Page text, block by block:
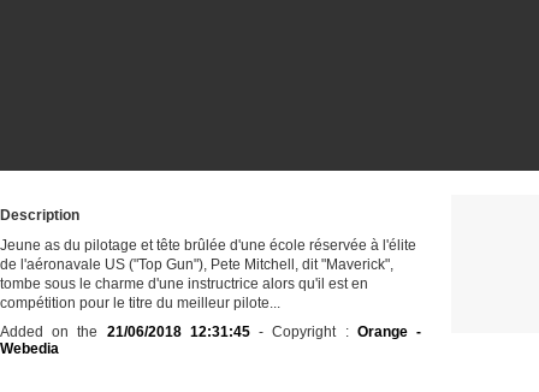
Description
Jeune as du pilotage et tête brûlée d'une école réservée à l'élite
de l'aéronavale US ("Top Gun"), Pete Mitchell, dit "Maverick",
tombe sous le charme d'une instructrice alors qu'il est en
compétition pour le titre du meilleur pilote...
Added on the 21/06/2018 12:31:45- Copyright : Orange -
Webedia